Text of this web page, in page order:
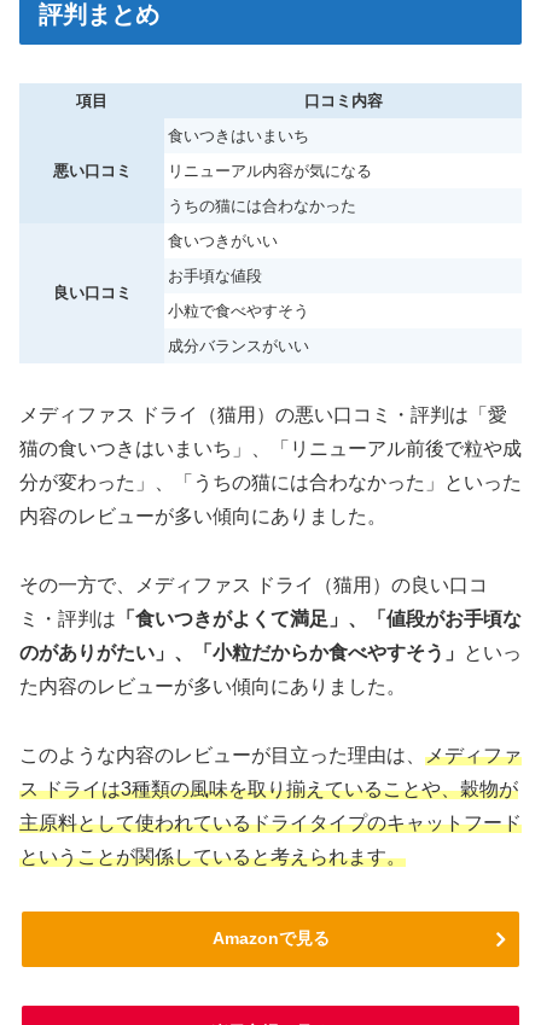
評判まとめ
項目 口コミ内容
悪い口コミ
食いつきはいまいち
リニューアル内容が気になる
うちの猫には合わなかった
良い口コミ
食いつきがいい
お手頃な値段
小粒で食べやすそう
成分バランスがいい
メディファス ドライ（猫用）の悪い口コミ・評判は「愛
猫の食いつきはいまいち」、「リニューアル前後で粒や成
分が変わった」、「うちの猫には合わなかった」といった
内容のレビューが多い傾向にありました。
その一方で、メディファス ドライ（猫用）の良い口コ
ミ・評判は 「食いつきがよくて満足」、「値段がお手頃な
のがありがたい」、「小粒だからか食べやすそう」
といっ
た内容のレビューが多い傾向にありました。
このような内容のレビューが目立った理由は、 メディファ
ス ドライは3種類の風味を取り揃えていることや、穀物が
主原料として使われているドライタイプのキャットフード
ということが関係していると考えられます。
Amazonで見る